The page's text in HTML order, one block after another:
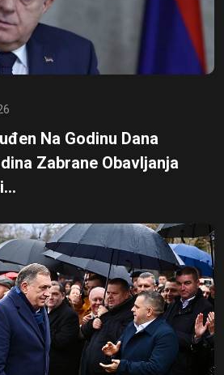
Na Godinu Dana
Zabrane Obavljanja